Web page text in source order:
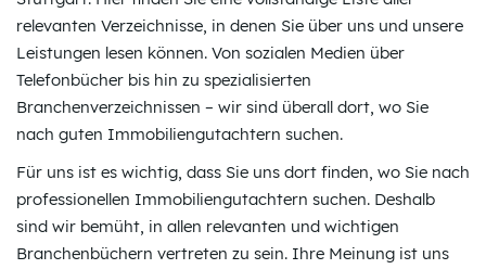
relevanten Verzeichnisse, in denen Sie über uns und unsere
Leistungen lesen können. Von sozialen Medien über
Telefonbücher bis hin zu spezialisierten
Branchenverzeichnissen – wir sind überall dort, wo Sie
nach guten Immobiliengutachtern suchen.
Für uns ist es wichtig, dass Sie uns dort finden, wo Sie nach
professionellen Immobiliengutachtern suchen. Deshalb
sind wir bemüht, in allen relevanten und wichtigen
Branchenbüchern vertreten zu sein. Ihre Meinung ist uns